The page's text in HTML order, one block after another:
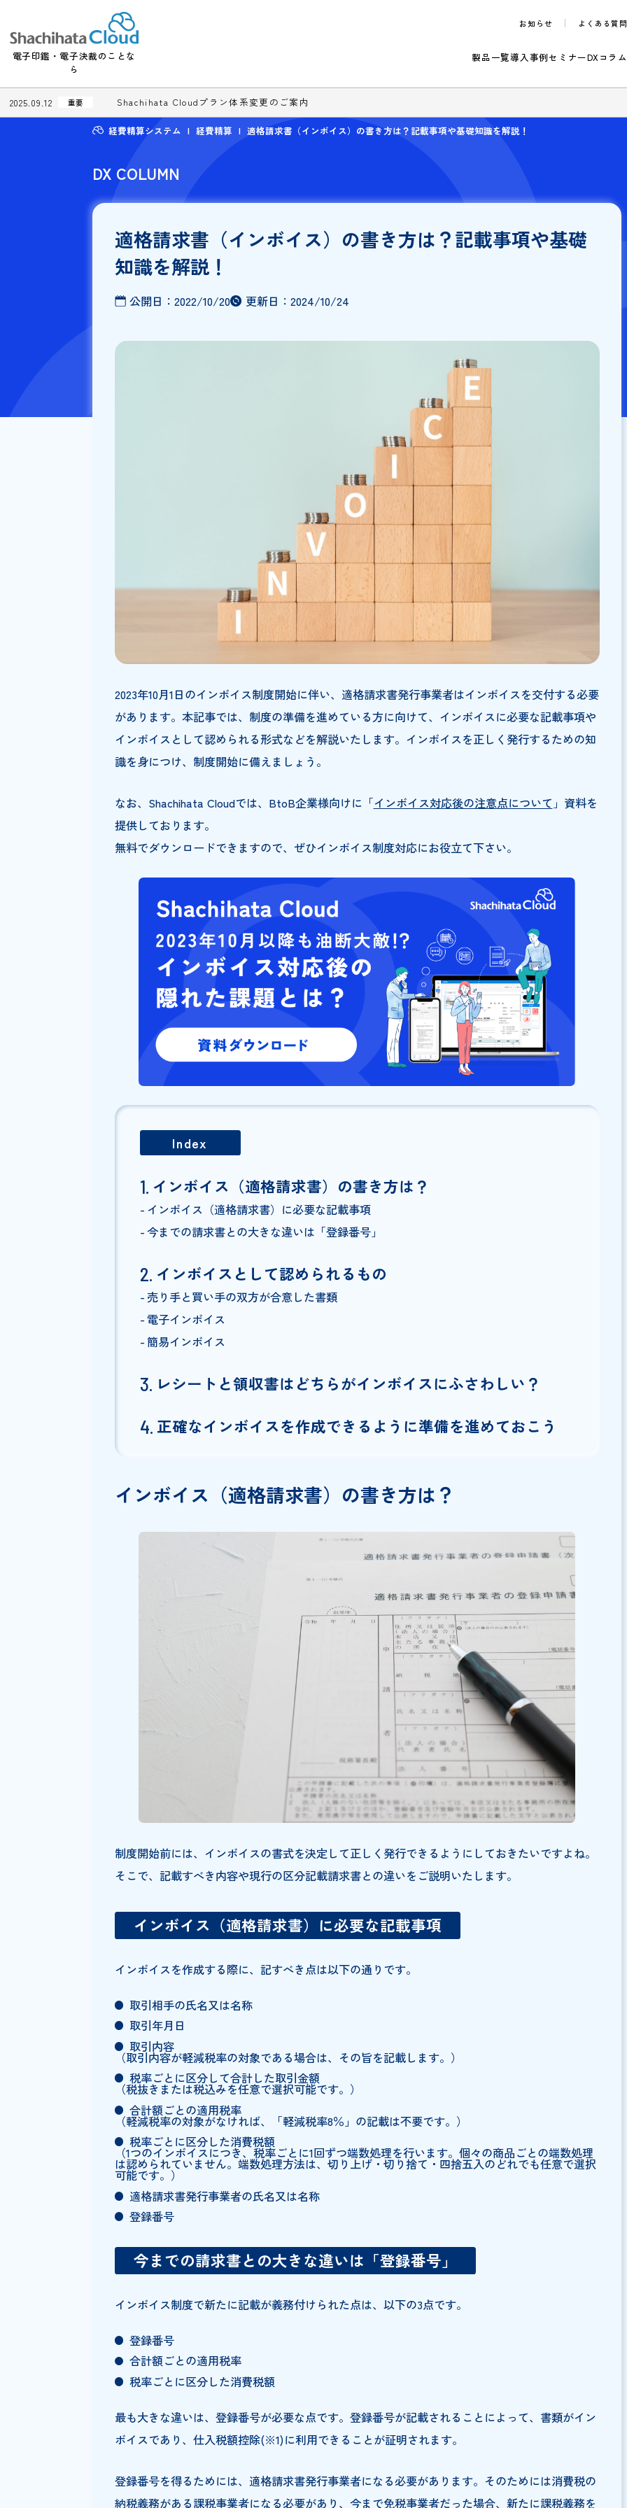
電子印鑑・電子決裁のことな
ら
お知らせ
製品一覧 導入事例 セ
2025.09.12 Shachihata Cloudプラン体系変更のご案内
DX COLUMN
適格請求書（インボイス）の書き方は？記載事項や
知識を解説！
2023年10月1日のインボイス制度開始に伴い、適格請求書発行事業者はインボイスを交付す
があります。本記事では、制度の準備を進めている方に向けて、インボイスに必要な記載
インボイスとして認められる形式などを解説いたします。インボイスを正しく発行するた
識を身につけ、制度開始に備えましょう。
なお、Shachihata Cloudでは、BtoB企業様向けに「インボイス対応後の注意点について
提供しております。
無料でダウンロードできますので、ぜひインボイス制度対応にお役立て下さい。
Index
インボイス（適格請求書）の書き方は？
インボイス（適格請求書）に必要な記載事項
インボイスとして認められるもの
簡易インボイス
レシートと領収書はどちらがインボイスにふさわしい？
正確なインボイスを作成できるように準備を進めておこう
インボイス（適格請求書）の書き方は？
制度開始前には、インボイスの書式を決定して正しく発行できるようにしておきたいです
そこで、記載すべき内容や現行の区分記載請求書との違いをご説明いたします。
インボイス（適格請求書）に必要な記載事項
インボイスを作成する際に、記すべき点は以下の通りです。
取引相手の氏名又は名称
取引年月日
取引内容
税率ごとに区分して合計した取引金額
合計額ごとの適用税率
（軽減税率の対象がなければ、「軽減税率8％」の記載は不要です。）
税率ごとに区分した消費税額
（1つのインボイスにつき、税率ごとに1回ずつ端数処理を行います。個々の商品ごとの端
可能です。）
適格請求書発行事業者の氏名又は名称